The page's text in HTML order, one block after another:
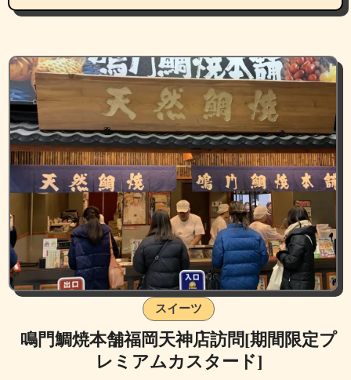
スイーツ
鳴門鯛焼本舗福岡天神店訪問[期間限定プ
レミアムカスタード]